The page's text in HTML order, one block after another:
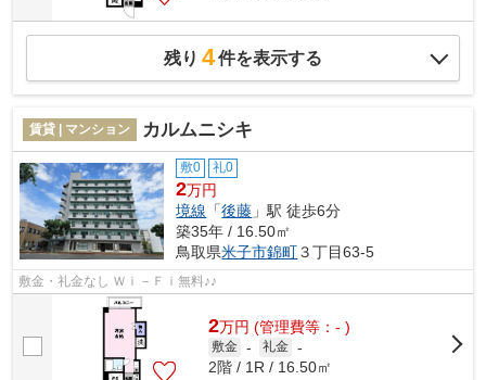
残り 4件を表示する
賃貸 | マンション カルムニシキ
敷0 礼0
2万円
境線 「後藤 」駅 徒歩6分
築35年 / 16.50㎡
鳥取県米子市錦町３丁目63-5
敷金・礼金なし Ｗｉ－Ｆｉ無料♪♪
2万円 (管理費等：- )
敷金 - 礼金 -
2階 / 1R / 16.50㎡